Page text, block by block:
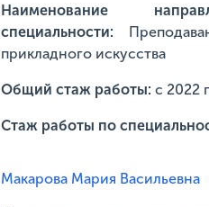
Наименование
специальности:
прикладного искусства
Общий стаж работы: с 2022
Стаж работы по
Макарова Мария Васильевна